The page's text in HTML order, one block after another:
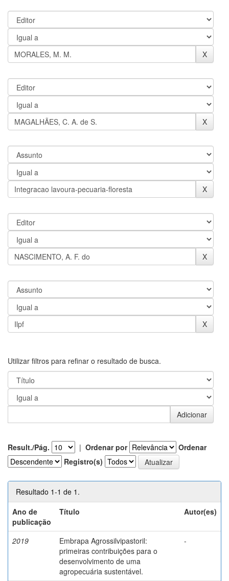
Utilizar filtros para refinar o resultado de busca.
Result./Pág. | Ordenar por
Ordenar
Registro(s)
Resultado 1-1 de 1.
Ano de
publicação
Título Autor(es)
2019
Embrapa Agrossilvipastoril:
primeiras contribuições para o
desenvolvimento de uma
agropecuária sustentável.
-